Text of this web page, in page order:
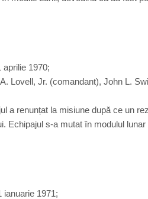
aprilie 1970;
Lovell, Jr. (comandant), John L.
a renunțat la misiune după ce un
Echipajul s-a mutat în modulul
ianuarie 1971;